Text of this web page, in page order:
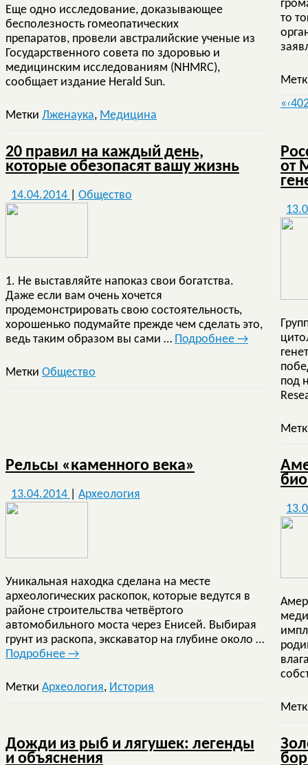
Еще одно исследование, доказывающее
бесполезность гомеопатических
препаратов, провели австралийские ученые из
Государственного совета по здоровью и
медицинским исследованиям (NHMRC),
сообщает издание Herald Sun.
Метки Лженаука, Медицина
то
20 правил на каждый день,
которые обезопасят вашу жизнь
14.04.2014 Общество
1. Не выставляйте напоказ свои богатства.
Даже если вам очень хочется
продемонстрировать свою состоятельность,
хорошенько подумайте прежде чем сделать это,
ведь таким образом вы сами … Подробнее →
Метки Общество
от
под
Рельсы «каменного века»
13.04.2014 Археология
Уникальная находка сделана на месте
археологических раскопок, которые ведутся в
районе строительства четвёртого
автомобильного моста через Енисей. Выбирая
грунт из раскопа, экскаватор на глубине около …
Подробнее →
Метки Археология, История
Дожди из рыб и лягушек: легенды
и объяснения
«‹